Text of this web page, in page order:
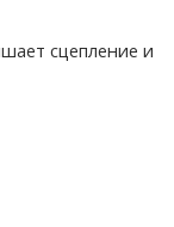
сцепление и